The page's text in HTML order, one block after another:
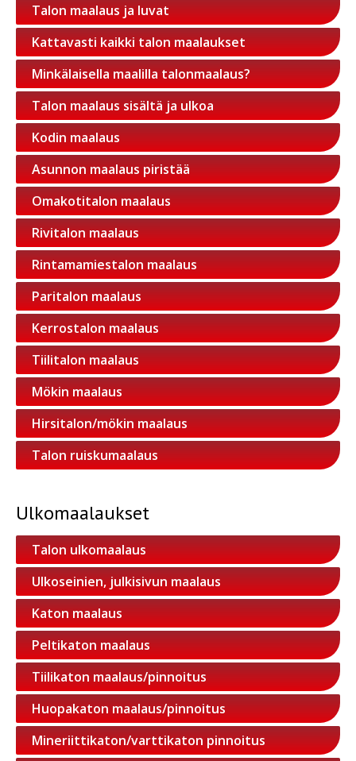
Talon maalaus ja luvat
Kattavasti kaikki talon maalaukset
Minkälaisella maalilla talonmaalaus?
Talon maalaus sisältä ja ulkoa
Kodin maalaus
Asunnon maalaus piristää
Omakotitalon maalaus
Rivitalon maalaus
Rintamamiestalon maalaus
Paritalon maalaus
Kerrostalon maalaus
Tiilitalon maalaus
Mökin maalaus
Hirsitalon/mökin maalaus
Talon ruiskumaalaus
Ulkomaalaukset
Talon ulkomaalaus
Ulkoseinien, julkisivun maalaus
Katon maalaus
Peltikaton maalaus
Tiilikaton maalaus/pinnoitus
Huopakaton maalaus/pinnoitus
Mineriittikaton/varttikaton pinnoitus